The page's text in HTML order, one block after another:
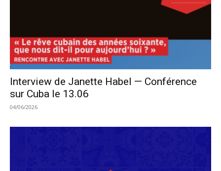
Interview de Janette Habel — Conférence
sur Cuba le 13.06
04/06/2026